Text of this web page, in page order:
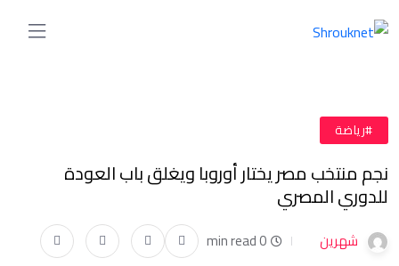
#رياضة
نجم منتخب مصر يختار أوروبا ويغلق باب العودة
للدوري المصري
شهرين 0 min read